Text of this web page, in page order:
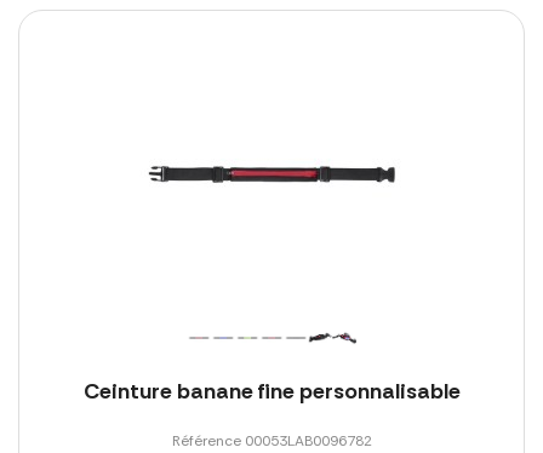
Ceinture banane fine personnalisable
Référence 00053LAB0096782